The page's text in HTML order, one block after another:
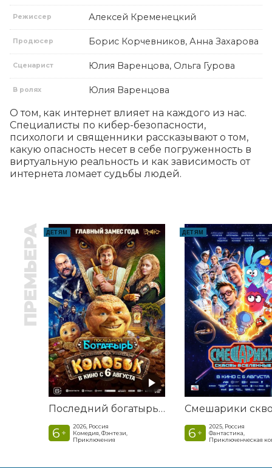
Режиссер Алексей Кременецкий
Продюсер Борис Корчевников, Анна Захарова
Сценарист Юлия Варенцова, Ольга Гурова
В ролях Юлия Варенцова
О том, как интернет влияет на каждого из нас.
Специалисты по кибер-безопасности,
психологи и священники рассказывают о том,
какую опасность несет в себе погруженность в
виртуальную реальность и как зависимость от
интернета ломает судьбы людей.
ПРЕМЬЕРА ДЕТЯМ
Последний богатырь. Колобок
6 +
2026, Россия
Комедия, Фэнтези,
Приключения
ДЕТЯМ
6 +
2025, Россия
Фантастика,
Приключенческая